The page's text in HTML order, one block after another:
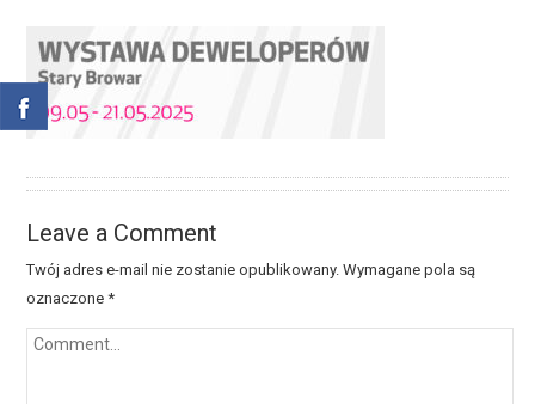
Leave a Comment
Twój adres e-mail nie zostanie opublikowany. Wymagane pola są
oznaczone*